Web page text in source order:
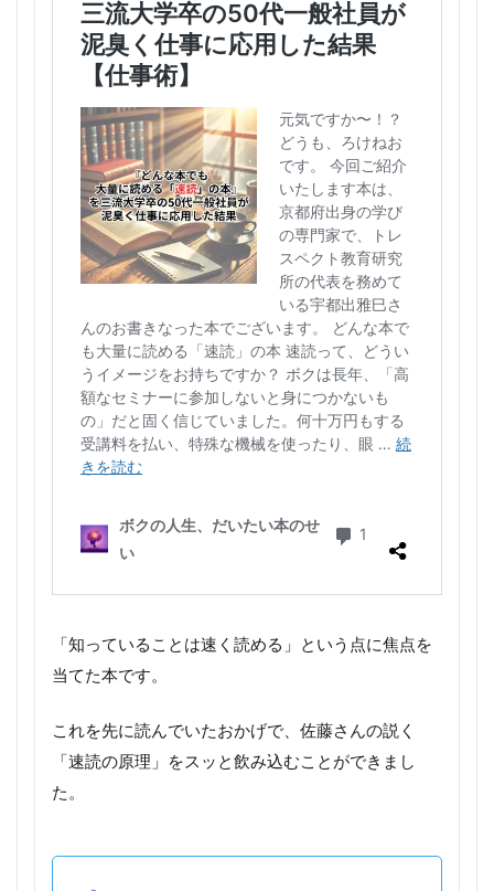
「知っていることは速く読める」という点に焦点を
当てた本です。
これを先に読んでいたおかげで、佐藤さんの説く
「速読の原理」をスッと飲み込むことができまし
た。